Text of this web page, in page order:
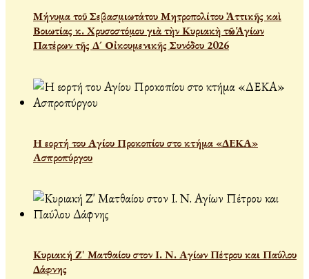
Μήνυμα τοῦ Σεβασμιωτάτου Μητροπολίτου Ἀττικῆς καὶ
Βοιωτίας κ. Χρυσοστόμου γιὰ τὴν Κυριακὴ τῶν Ἁγίων
Πατέρων τῆς Δ´ Οἰκουμενικῆς Συνόδου 2026
Η εορτή του Αγίου Προκοπίου στο κτήμα «ΔΕΚΑ»
Ασπροπύργου
Κυριακή Ζ' Ματθαίου στον Ι. Ν. Αγίων Πέτρου και Παύλου
Δάφνης